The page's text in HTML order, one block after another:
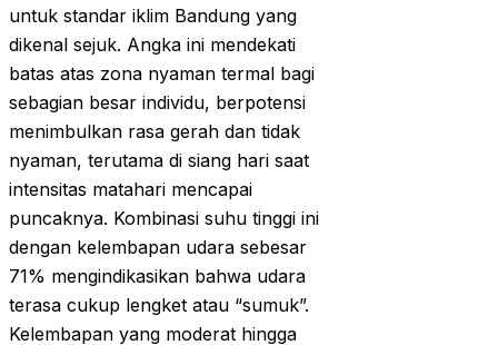
untuk standar iklim Bandung yang
dikenal sejuk. Angka ini mendekati
batas atas zona nyaman termal bagi
sebagian besar individu, berpotensi
menimbulkan rasa gerah dan tidak
nyaman, terutama di siang hari saat
intensitas matahari mencapai
puncaknya. Kombinasi suhu tinggi ini
dengan kelembapan udara sebesar
71% mengindikasikan bahwa udara
terasa cukup lengket atau “sumuk”.
Kelembapan yang moderat hingga